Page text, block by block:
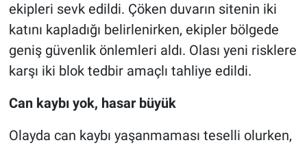
ekipleri sevk edildi. Çöken duvarın sitenin iki
katını kapladığı belirlenirken, ekipler bölgede
geniş güvenlik önlemleri aldı. Olası yeni risklere
karşı iki blok tedbir amaçlı tahliye edildi.
Can kaybı yok, hasar büyük
Olayda can kaybı yaşanmaması teselli olurken,